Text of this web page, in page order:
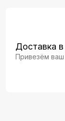
Доставка
Привезём ваш